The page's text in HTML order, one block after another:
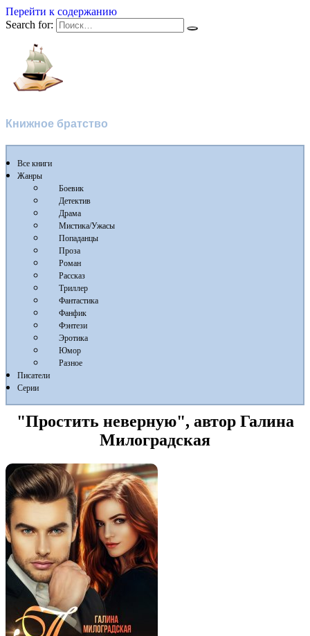
Перейти к содержанию
Search for:
Книжное братство
Все книги
Жанры
Боевик
Детектив
Драма
Мистика/Ужасы
Попаданцы
Проза
Роман
Рассказ
Триллер
Фантастика
Фанфик
Фэнтези
Эротика
Юмор
Разное
Писатели
Серии
"Простить неверную", автор Галина
Милоградская